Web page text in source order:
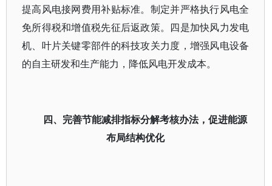
提高风电接网费用补贴标准。制定并严格执行风电全
免所得税和增值税先征后返政策。四是加快风力发电
机、叶片关键零部件的科技攻关力度，增强风电设备
的自主研发和生产能力，降低风电开发成本。
四、完善节能减排指标分解考核办法，促进能源
布局结构优化